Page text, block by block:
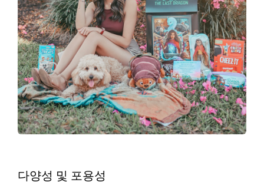
다양성 및 포용성